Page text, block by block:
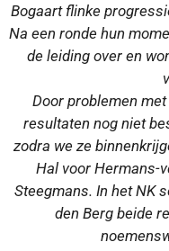
Bogaart flinke
Na een ronde hun
de leiding over en
Door problemen
resultaten nog niet
zodra we ze
Hal voor Hermans-
Steegmans. In het NK
den Berg beide